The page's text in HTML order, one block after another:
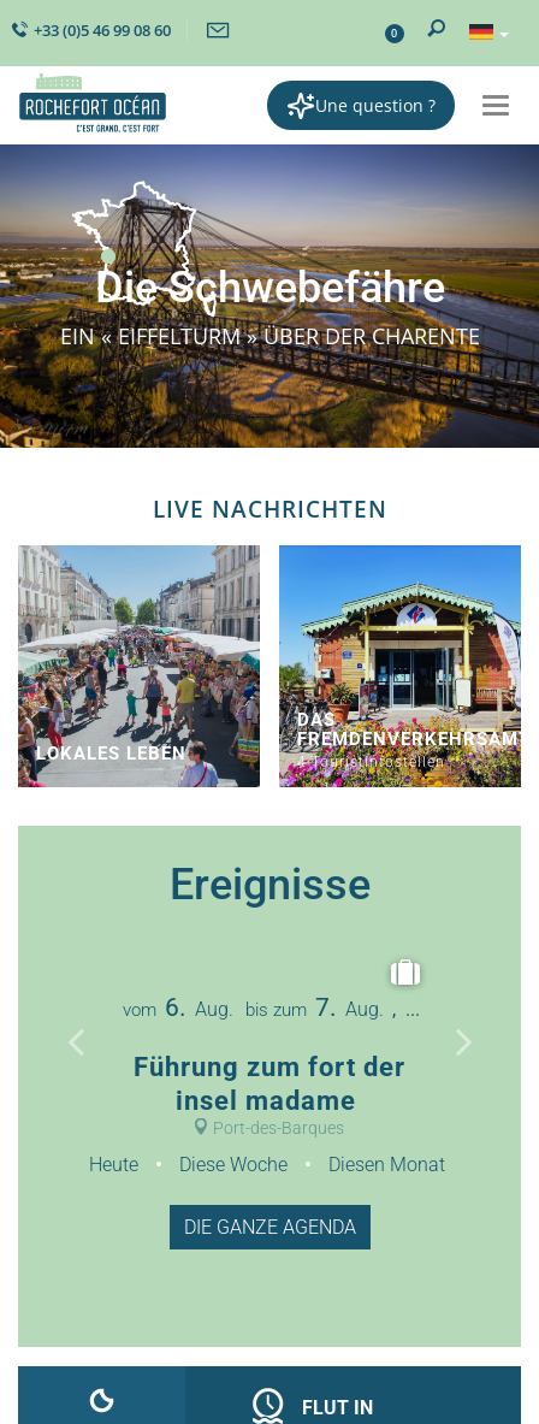
+33 (0)5 46 99 08 60 0
Une question ?
Die Schwebefähre
EIN « EIFFELTURM » ÜBER DER CHARENTE
LIVE NACHRICHTEN
LOKALES LEBEN
DAS
FREMDENVERKEHRSAMT
4 Touristinfostellen
Ereignisse
vom 6. Aug. bis zum 7. Aug. , ...
Führung zum fort der
insel madame
Port-des-Barques
Heute Diese Woche Diesen Monat
DIE GANZE AGENDA
FLUT IN